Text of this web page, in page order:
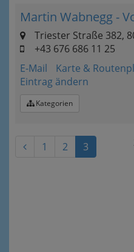
Martin Wabnegg -
Triester Straße 382,
+43 676 686 11 25
E-Mail
Karte &
Eintrag ändern
Kategorien
1 2 3